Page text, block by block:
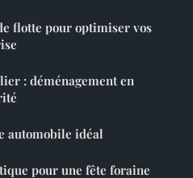
flotte pour optimiser vos
: déménagement en
automobile idéal
pour une fête foraine